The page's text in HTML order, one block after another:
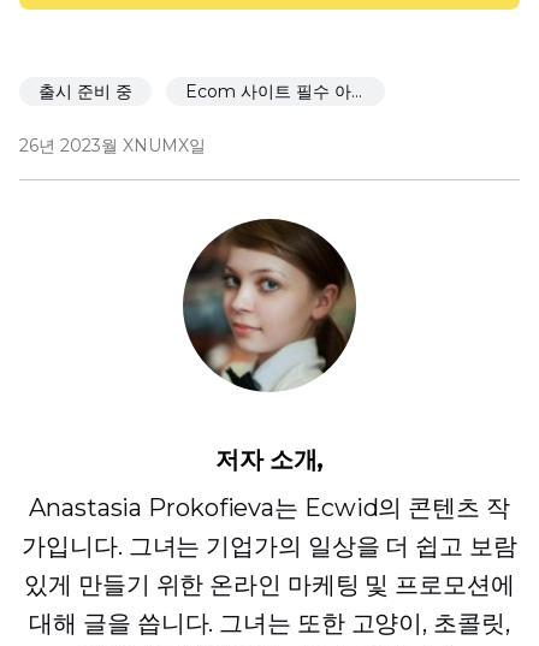
출시 준비 중 Ecom 사이트 필수 아이템
26년 2023월 XNUMX일
저자 소개,
Anastasia Prokofieva는 Ecwid의 콘텐츠 작
가입니다. 그녀는 기업가의 일상을 더 쉽고 보람
있게 만들기 위한 온라인 마케팅 및 프로모션에
대해 글을 씁니다. 그녀는 또한 고양이, 초콜릿,